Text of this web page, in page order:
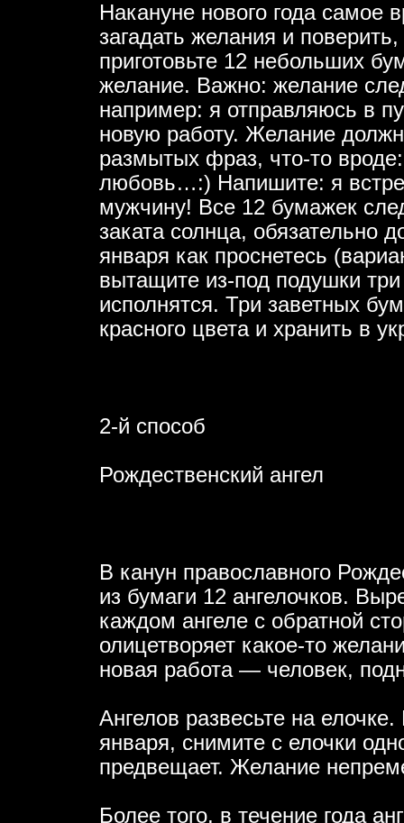
Накануне нового года самое
загадать желания и
приготовьте 12 небольших
желание. Важно: желание
например: я отправляюсь в
новую работу. Желание
размытых фраз, что-то
любовь…:) Напишите: я
мужчину! Все 12 бумажек
заката солнца, обязательно
января как проснетесь
вытащите из-под подушки
исполнятся. Три заветных
красного цвета и хранить в
2-й способ
Рождественский ангел
В канун православного
из бумаги 12 ангелочков.
каждом ангеле с обратной
олицетворяет какое-то
новая работа — человек,
Ангелов развесьте на
января, снимите с елочки
предвещает. Желание
Более того, в течение года